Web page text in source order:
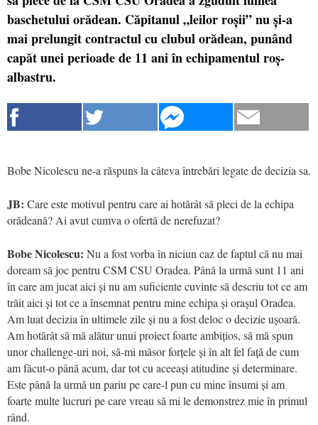
baschetului orădean. Căpitanul „leilor roșii” nu și-a
mai prelungit contractul cu clubul orădean, punând
capăt unei perioade de 11 ani în echipamentul roș-
albastru.
Bobe Nicolescu ne-a răspuns la câteva întrebări legate de decizia sa.
JB: Care este motivul pentru care ai hotărât să pleci de la echipa
orădeană? Ai avut cumva o ofertă de nerefuzat?
Bobe Nicolescu: Nu a fost vorba în niciun caz de faptul că nu mai
doream să joc pentru CSM CSU Oradea. Până la urmă sunt 11 ani
în care am jucat aici și nu am suficiente cuvinte să descriu tot ce am
trăit aici și tot ce a însemnat pentru mine echipa și orașul Oradea.
Am luat decizia în ultimele zile și nu a fost deloc o decizie ușoară.
Am hotărât să mă alătur unui proiect foarte ambițios, să mă spun
unor challenge-uri noi, să-mi măsor forțele și în alt fel față de cum
am făcut-o până acum, dar tot cu aceeași atitudine și determinare.
Este până la urmă un pariu pe care-l pun cu mine însumi și am
foarte multe lucruri pe care vreau să mi le demonstrez mie în primul
rând.